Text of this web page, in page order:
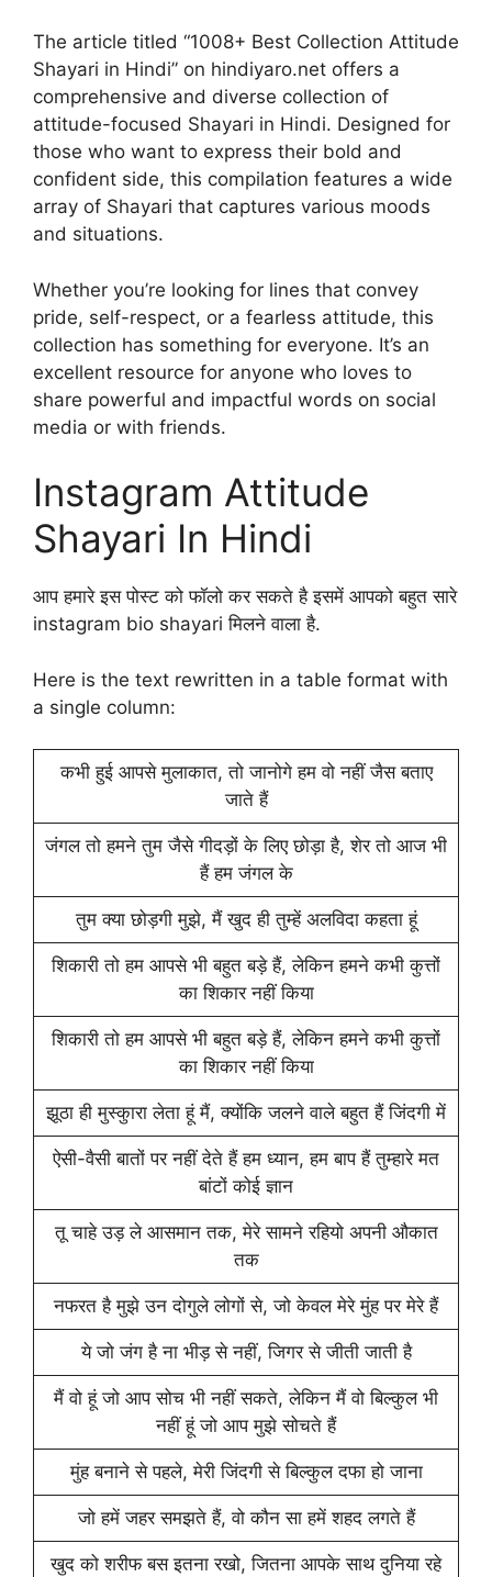
The article titled “1008+ Best Collection Attitude
Shayari in Hindi” on hindiyaro.net offers a
comprehensive and diverse collection of
attitude-focused Shayari in Hindi. Designed for
those who want to express their bold and
confident side, this compilation features a wide
array of Shayari that captures various moods
and situations.
Whether you’re looking for lines that convey
pride, self-respect, or a fearless attitude, this
collection has something for everyone. It’s an
excellent resource for anyone who loves to
share powerful and impactful words on social
media or with friends.
Instagram Attitude
Shayari In Hindi
आप हमारे इस पोस्ट को फॉलो कर सकते है इसमें आपको बहुत सारे
instagram bio shayari मिलने वाला है.
Here is the text rewritten in a table format with
a single column:
कभी हुई आपसे मुलाकात, तो जानोगे हम वो नहीं जैस बताए
जाते हैं
जंगल तो हमने तुम जैसे गीदड़ों के लिए छोड़ा है, शेर तो आज भी
हैं हम जंगल के
तुम क्या छोड़गी मुझे, मैं खुद ही तुम्हें अलविदा कहता हूं
शिकारी तो हम आपसे भी बहुत बड़े हैं, लेकिन हमने कभी कुत्तों
का शिकार नहीं किया
शिकारी तो हम आपसे भी बहुत बड़े हैं, लेकिन हमने कभी कुत्तों
का शिकार नहीं किया
झूठा ही मुस्कुारा लेता हूं मैं, क्योंकि जलने वाले बहुत हैं जिंदगी में
ऐसी-वैसी बातों पर नहीं देते हैं हम ध्यान, हम बाप हैं तुम्हारे मत
बांटों कोई ज्ञान
तू चाहे उड़ ले आसमान तक, मेरे सामने रहियो अपनी औकात
तक
नफरत है मुझे उन दोगुले लोगों से, जो केवल मेरे मुंह पर मेरे हैं
ये जो जंग है ना भीड़ से नहीं, जिगर से जीती जाती है
मैं वो हूं जो आप सोच भी नहीं सकते, लेकिन मैं वो बिल्कुल भी
नहीं हूं जो आप मुझे सोचते हैं
मुंह बनाने से पहले, मेरी जिंदगी से बिल्कुल दफा हो जाना
जो हमें जहर समझते हैं, वो कौन सा हमें शहद लगते हैं
खुद को शरीफ बस इतना रखो, जितना आपके साथ दुनिया रहे